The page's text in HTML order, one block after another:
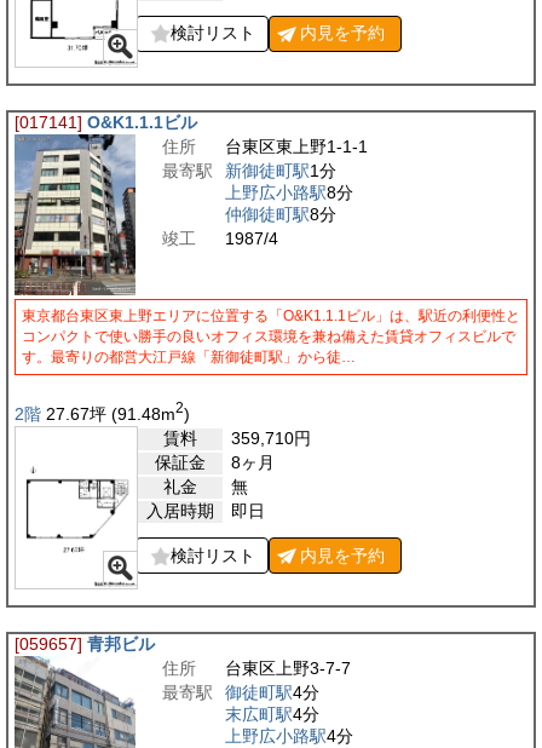
検討リスト 内見を予約
[017141] O&K1.1.1ビル
住所
台東区東上野1-1-1
最寄駅
新御徒町駅1分
上野広小路駅8分
仲御徒町駅8分
竣工
1987/4
東京都台東区東上野エリアに位置する「O&K1.1.1ビル」は、駅近の利便性と
コンパクトで使い勝手の良いオフィス環境を兼ね備えた賃貸オフィスビルで
す。最寄りの都営大江戸線「新御徒町駅」から徒…
2階 27.67坪 (91.48m2)
賃料
359,710円
保証金
8ヶ月
礼金
無
入居時期
即日
検討リスト 内見を予約
[059657] 青邦ビル
住所
台東区上野3-7-7
最寄駅
御徒町駅4分
末広町駅4分
上野広小路駅4分